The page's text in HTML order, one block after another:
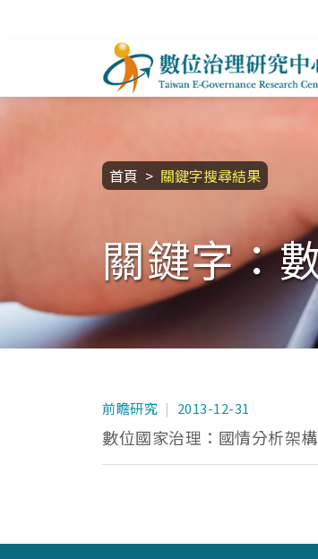
數位治理研
首頁 關鍵字搜尋結果
:::
關鍵字：
前瞻研究 2013-12-31
數位國家治理：國情分析架